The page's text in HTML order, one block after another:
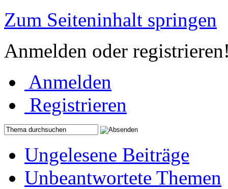
Zum Seiteninhalt springen
Anmelden oder
Anmelden
Registrieren
Ungelesene Beiträge
Unbeantwortete Themen